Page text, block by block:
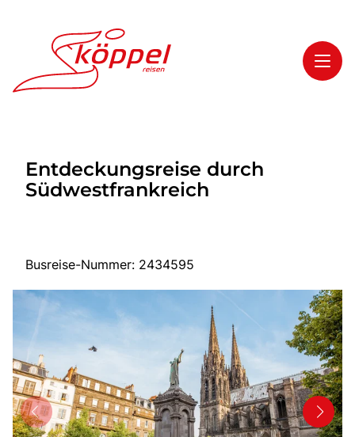
Highlights
Service
Start
Mehrtagesreisen
Tagesreisen
Bus anmieten
Service
Kontakt
Entdeckungsreise durch
Südwestfrankreich
Busreise-Nummer: 2434595